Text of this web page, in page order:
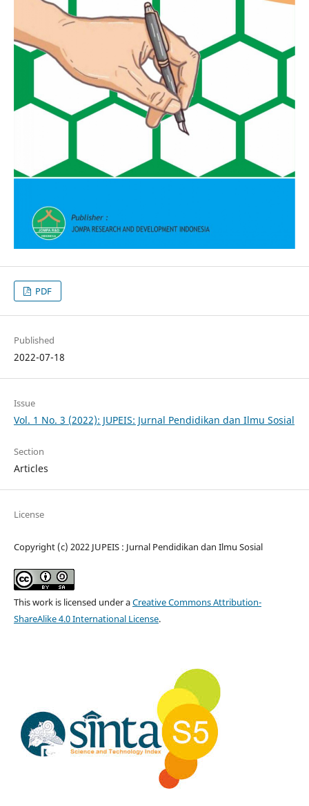
PDF
Published
2022-07-18
Issue
Vol. 1 No. 3 (2022): JUPEIS: Jurnal Pendidikan dan Ilmu Sosial
Section
Articles
License
Copyright (c) 2022 JUPEIS : Jurnal Pendidikan dan Ilmu Sosial
This work is licensed under aCreative Commons Attribution-
ShareAlike 4.0 International License.